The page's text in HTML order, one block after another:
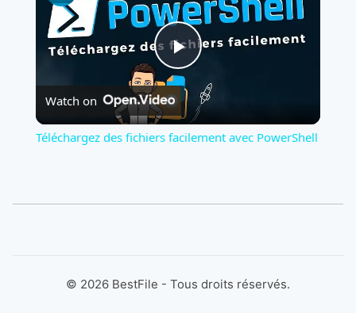
Play
Video
Watch on
Téléchargez des fichiers facilement avec PowerShell
© 2026 BestFile - Tous droits réservés.